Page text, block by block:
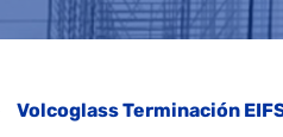
Volcoglass Terminación